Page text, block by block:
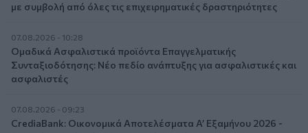
με συμβολή από όλες τις επιχειρηματικές δραστηριότητες
07.08.2026 - 10:28
Ομαδικά Ασφαλιστικά προϊόντα Επαγγελματικής
Συνταξιοδότησης: Νέο πεδίο ανάπτυξης για ασφαλιστικές και
ασφαλιστές
07.08.2026 - 09:23
CrediaBank: Οικονομικά Αποτελέσματα A’ Εξαμήνου 2026 -